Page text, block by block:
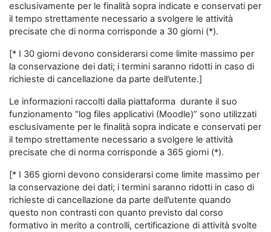
esclusivamente per le finalità sopra indicate e conservati per
il tempo strettamente necessario a svolgere le attività
precisate che di norma corrisponde a 30 giorni (*).
[* I 30 giorni devono considerarsi come limite massimo per
la conservazione dei dati; i termini saranno ridotti in caso di
richieste di cancellazione da parte dell’utente.]
Le informazioni raccolti dalla piattaforma durante il suo
funzionamento “log files applicativi (Moodle)” sono utilizzati
esclusivamente per le finalità sopra indicate e conservati per
il tempo strettamente necessario a svolgere le attività
precisate che di norma corrisponde a 365 giorni (*).
[* I 365 giorni devono considerarsi come limite massimo per
la conservazione dei dati; i termini saranno ridotti in caso di
richieste di cancellazione da parte dell’utente quando
questo non contrasti con quanto previsto dal corso
formativo in merito a controlli, certificazione di attività svolte